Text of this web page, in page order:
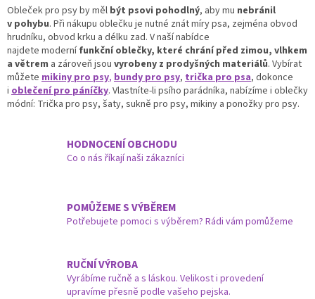
r
v
k
y
v
ý
p
i
Obleček pro psy by měl být psovi pohodlný, aby mu nebránil
v pohybu. Při nákupu oblečku je nutné znát míry psa, zejména obvod
hrudníku, obvod krku a délku zad. V naší nabídce
najdete modernífunkční oblečky, které chrání před zimou, vlhkem
a větrem a zároveň jsou vyrobeny z prodyšných materiálů. Vybírat
můžete mikiny pro psy, bundy pro psy, trička pro psa, dokonce
i oblečení pro páníčky. Vlastníte-li psího parádníka, nabízíme i oblečky
módní: Trička pro psy, šaty, sukně pro psy, mikiny a ponožky pro psy.
HODNOCENÍ OBCHODU
Co o nás říkají naši zákazníci
POMŮŽEME S VÝBĚREM
Potřebujete pomoci s výběrem? Rádi vám pomůžeme
RUČNÍ VÝROBA
Vyrábíme ručně a s láskou. Velikost i provedení
upravíme přesně podle vašeho pejska.